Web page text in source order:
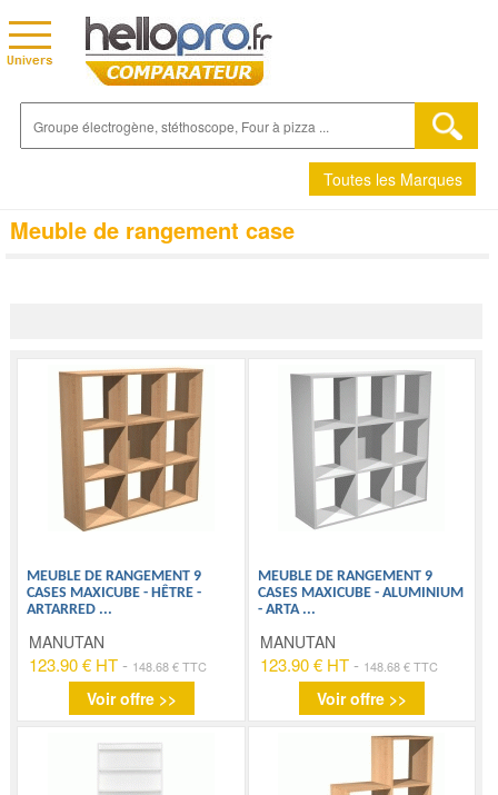
Toutes les Marques
Meuble de rangement case
MEUBLE DE RANGEMENT 9
CASES MAXICUBE - HÊTRE -
ARTARRED ...
MANUTAN
123.90 € HT - 148.68 € TTC
Voir offre >>
MEUBLE DE RANGEMENT 9
CASES MAXICUBE - ALUMINIUM
- ARTA ...
MANUTAN
123.90 € HT- 148.68 € TTC
Voir offre >>